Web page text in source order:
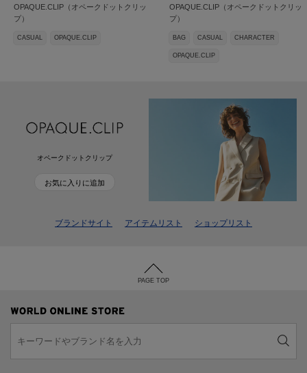
OPAQUE.CLIP（オペークドットクリッ
プ）
CASUAL OPAQUE.CLIP
OPAQUE.CLIP（オペークドットクリッ
プ）
BAG CASUAL CHARACTER
OPAQUE.CLIP
オペークドットクリップ
お気に入りに追加
ブランドサイト アイテムリスト ショップリスト
PAGE TOP